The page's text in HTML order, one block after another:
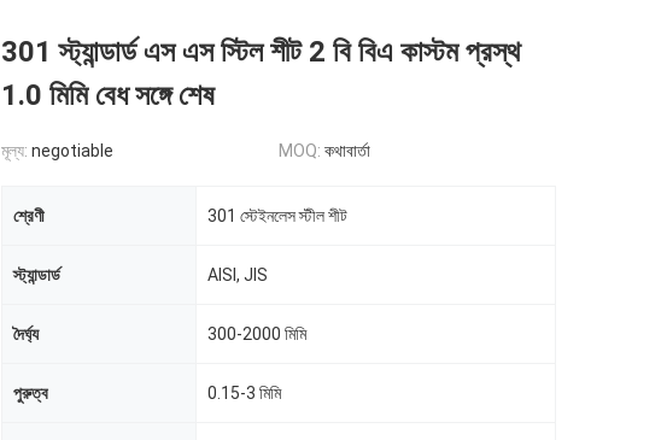
301 স্ট্যান্ডার্ড এস এস স্টিল শীট 2 বি বিএ কাস্টম প্রস্থ
1.0 মিমি বেধ সঙ্গে শেষ
মূল্য: negotiable MOQ: কথাবার্তা
শ্রেণী 301 স্টেইনলেস স্টীল শীট
স্ট্যান্ডার্ড AISI, JIS
দৈর্ঘ্য 300-2000 মিমি
পুরুত্ব 0.15-3 মিমি